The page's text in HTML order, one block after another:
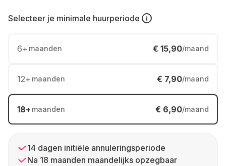
Selecteer je minimale huurperiode
6+ maanden € 15,90/maand
12+ maanden € 7,90/maand
18+ maanden € 6,90/maand
14 dagen initiële annuleringsperiode
Na 18 maanden maandelijks opzegbaar